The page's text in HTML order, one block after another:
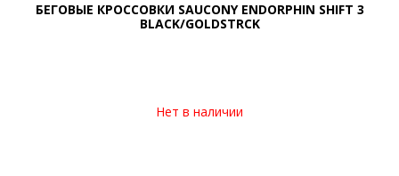
БЕГОВЫЕ КРОССОВКИ SAUCONY ENDORPHIN SHIFT 3
BLACK/GOLDSTRCK
Нет в наличии